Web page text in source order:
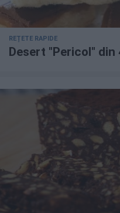
REȚETE RAPIDE
Desert "Pericol" din